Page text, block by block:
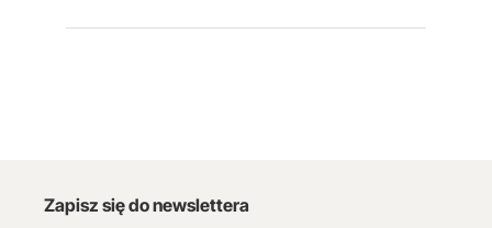
Zapisz się do newslettera